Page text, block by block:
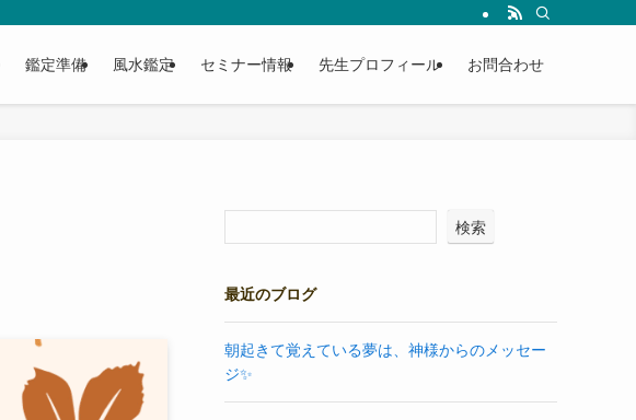
鑑定準備 風水鑑定 セミナー情報 先生プロフィール お問合わせ
検索
最近のブログ
朝起きて覚えている夢は、神様からのメッセー
ジ✨